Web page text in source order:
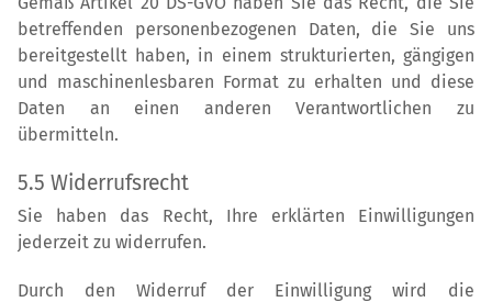
betreffenden personenbezogenen Daten, die Sie uns
bereitgestellt haben, in einem strukturierten, gängigen
und maschinenlesbaren Format zu erhalten und diese
Daten an einen anderen Verantwortlichen zu
übermitteln.
5.5 Widerrufsrecht
Sie haben das Recht, Ihre erklärten Einwilligungen
jederzeit zu widerrufen.
Durch den Widerruf der Einwilligung wird die